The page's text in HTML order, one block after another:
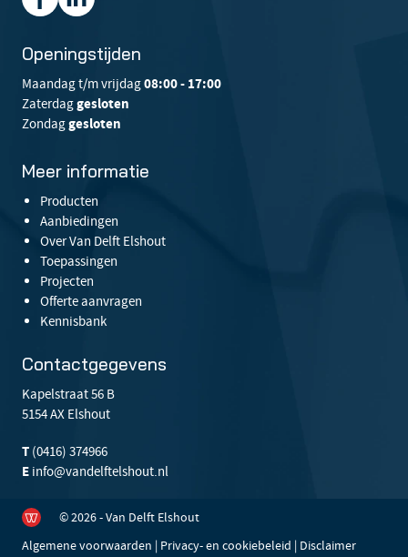
Openingstijden
Maandag t/m vrijdag08:00 - 17:00
Zaterdaggesloten
Zondaggesloten
Meer informatie
Producten
Aanbiedingen
Over Van Delft Elshout
Toepassingen
Projecten
Offerte aanvragen
Kennisbank
Contactgegevens
Kapelstraat 56 B
5154 AX Elshout
T (0416) 374966
E info@vandelftelshout.nl
© 2026 - Van Delft Elshout
Algemene voorwaarden | Privacy- en cookiebeleid | Disclaimer